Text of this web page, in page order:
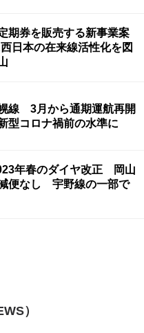
期券を販売する新事業案
日本の在来線活性化を図
線 3月から通期運航再開
コロナ禍前の水準に
年春のダイヤ改正 岡山
便なし 宇野線の一部で
）